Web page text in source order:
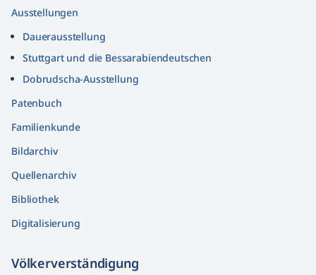
Ausstellungen
Dauerausstellung
Stuttgart und die Bessarabiendeutschen
Dobrudscha­-Ausstellung
Patenbuch
Familienkunde
Bildarchiv
Quellenarchiv
Bibliothek
Digitalisierung
Völkerver­ständigung